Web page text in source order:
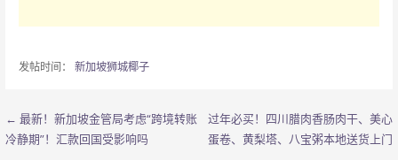
发帖时间： 新加坡狮城椰子
文
← 最新！新加坡金管局考虑“跨境转账
冷静期”！汇款回国受影响吗
过年必买！四川腊肉香肠肉干、美心
蛋卷、黄梨塔、八宝粥本地送货上门